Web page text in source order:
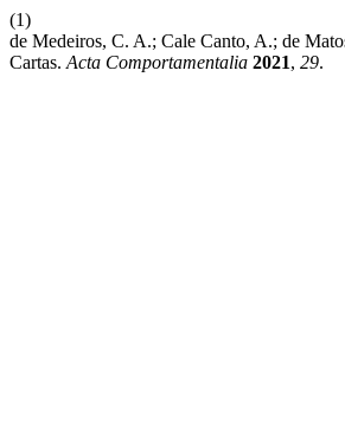
(1)
de Medeiros, C. A.; Cale Canto, A.; de
Cartas. Acta Comportamentalia 2021, 29.